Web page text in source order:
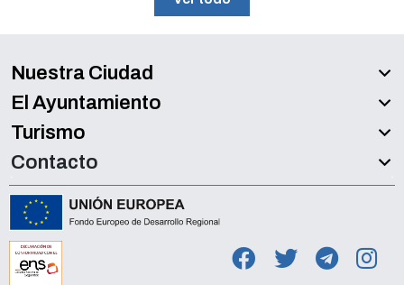
Nuestra Ciudad
El Ayuntamiento
Turismo
Contacto